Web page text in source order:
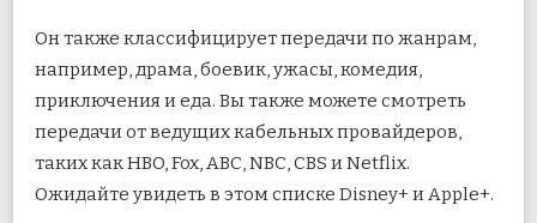
Он также классифицирует передачи по жанрам,
например, драма, боевик, ужасы, комедия,
приключения и еда. Вы также можете смотреть
передачи от ведущих кабельных провайдеров,
таких как HBO, Fox, ABC, NBC, CBS и Netflix.
Ожидайте увидеть в этом списке Disney+ и Apple+.